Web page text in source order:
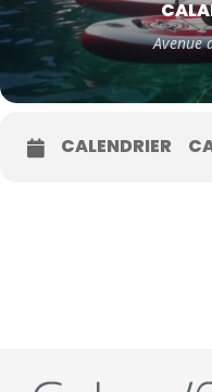
Avenue
CALENDRIER